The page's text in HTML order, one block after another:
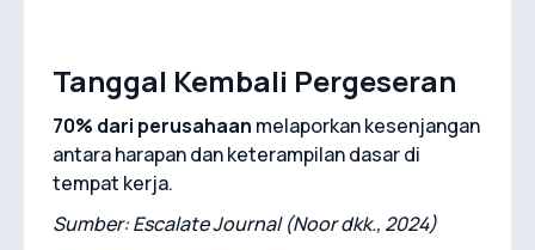
Tanggal Kembali Pergeseran
70% dari perusahaan melaporkan kesenjangan
antara harapan dan keterampilan dasar di
tempat kerja.
Sumber: Escalate Journal (Noor dkk., 2024)